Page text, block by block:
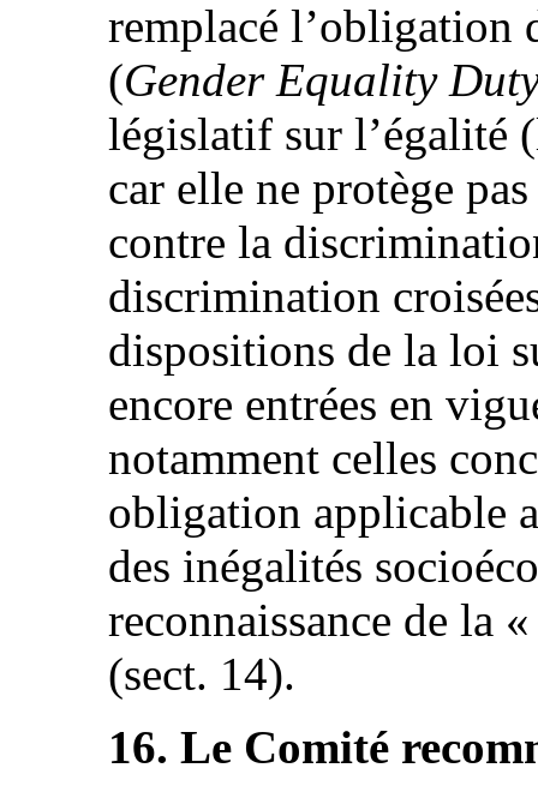
remplacé l’obligation
(Gender Equality
législatif sur l’égalité
car elle ne protège
contre la
discrimination
dispositions de la loi
encore entrées en
notamment celles
obligation applicable
des inégalités
reconnaissance de la
(sect. 14).
16. Le Comité